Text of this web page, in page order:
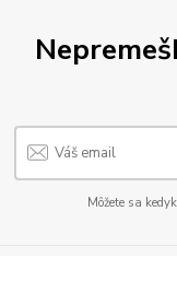
Môžete sa